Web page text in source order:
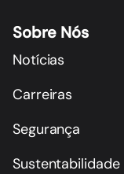
Sobre Nós
Notícias
Carreiras
Segurança
Sustentabilidade